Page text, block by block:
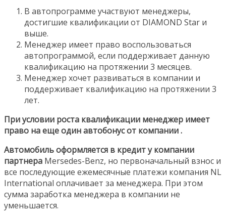
В автопрограмме участвуют менеджеры,
достигшие квалификации от DIAMOND Star и
выше.
Менеджер имеет право воспользоваться
автопрограммой, если поддерживает данную
квалификацию на протяжении 3 месяцев.
Менеджер хочет развиваться в компании и
поддерживает квалификацию на протяжении 3
лет.
При условии роста квалификации менеджер имеет
право на еще один автобонус от компании .
Автомобиль оформляется в кредит у компании
партнера Mersedes-Benz, но первоначальный взнос и
все последующие ежемесячные платежи компания NL
International оплачивает за менеджера. При этом
сумма заработка менеджера в компании не
уменьшается.